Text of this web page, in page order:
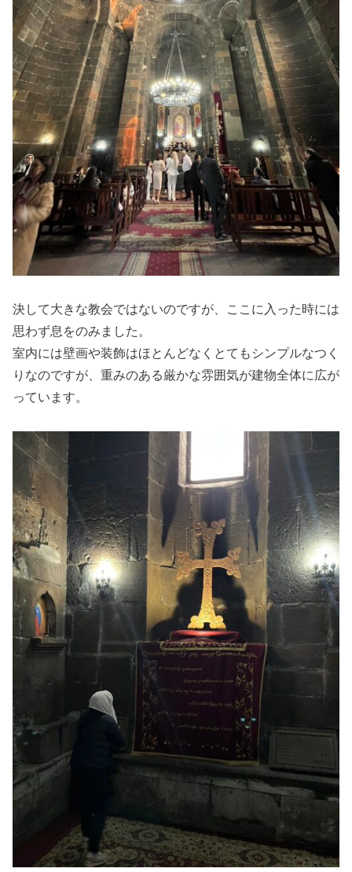
決して大きな教会ではないのですが、ここに入った時には
思わず息をのみました。
室内には壁画や装飾はほとんどなくとてもシンプルなつく
りなのですが、重みのある厳かな雰囲気が建物全体に広が
っています。